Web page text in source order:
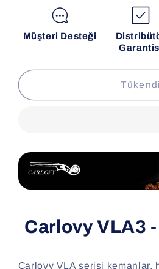
Müşteri Desteği
Tükendi
Carlovy VLA3
Carlovy VLA serisi kemanlar,